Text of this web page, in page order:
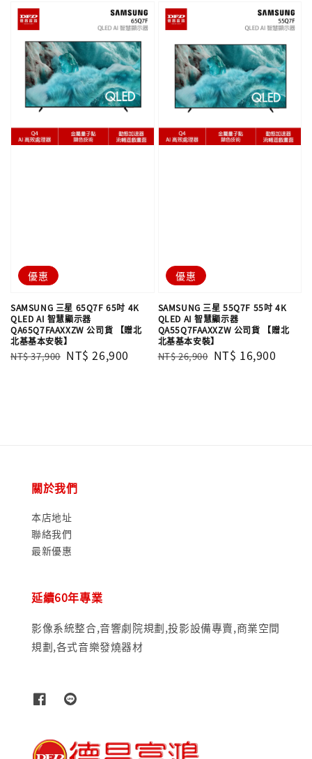
優惠
SAMSUNG 三星 65Q7F 65吋 4K
QLED AI 智慧顯示器
QA65Q7FAAXXZW 公司貨 【贈北
北基基本安裝】
Regular
NT$ 37,900 Sale
NT$ 26,900
優惠
SAMSUNG 三星 55Q7F 55吋 4K
QLED AI 智慧顯示器
QA55Q7FAAXXZW 公司貨 【贈北
北基基本安裝】
Regular
NT$ 26,900 Sale
NT$ 16,900
關於我們
本店地址
聯絡我們
最新優惠
延續60年專業
影像系統整合,音響劇院規劃,投影設備專賣,商業空間
規劃,各式音樂發燒器材